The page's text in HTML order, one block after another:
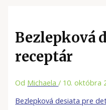
Bezlepková
receptár
Od Michaela/ 10. októbra
Bezlepková desiata pre